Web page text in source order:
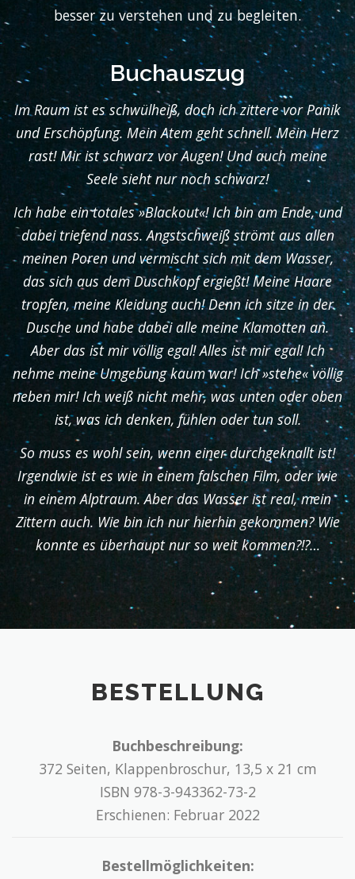
besser zu verstehen und zu begleiten.
Buchauszug
Im Raum ist es schwülheiß, doch ich zittere vor Panik
und Erschöpfung. Mein Atem geht schnell. Mein Herz
rast! Mir ist schwarz vor Augen! Und auch meine
Seele sieht nur noch schwarz!
Ich habe ein totales »Blackout«! Ich bin am Ende, und
dabei triefend nass. Angstschweiß strömt aus allen
meinen Poren und vermischt sich mit dem Wasser,
das sich aus dem Duschkopf ergießt! Meine Haare
tropfen, meine Kleidung auch! Denn ich sitze in der
Dusche und habe dabei alle meine Klamotten an.
Aber das ist mir völlig egal! Alles ist mir egal! Ich
nehme meine Umgebung kaum war! Ich »stehe« völlig
neben mir! Ich weiß nicht mehr, was unten oder oben
ist, was ich denken, fühlen oder tun soll.
So muss es wohl sein, wenn einer durchgeknallt ist!
Irgendwie ist es wie in einem falschen Film, oder wie
in einem Alptraum. Aber das Wasser ist real, mein
Zittern auch. Wie bin ich nur hierhin gekommen? Wie
konnte es überhaupt nur so weit kommen?!?…
BESTELLUNG
Buchbeschreibung:
372 Seiten, Klappenbroschur, 13,5 x 21 cm
ISBN 978-3-943362-73-2
Erschienen: Februar 2022
Bestellmöglichkeiten: